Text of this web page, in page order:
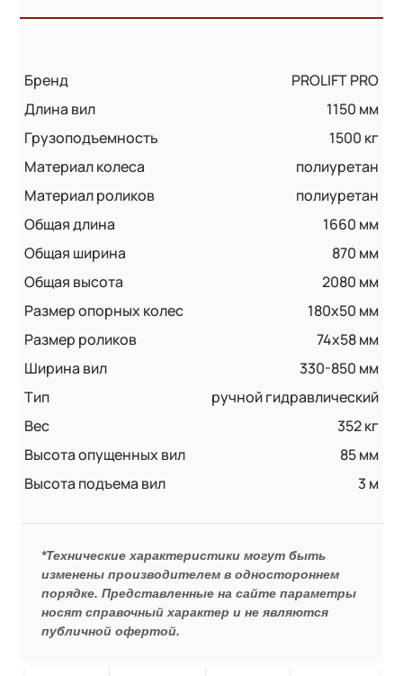
Бренд
PROLIFT PRO
Длина вил
1150 мм
Грузоподъемность
1500 кг
Материал колеса
полиуретан
Материал роликов
полиуретан
Общая длина
1660 мм
Общая ширина
870 мм
Общая высота
2080 мм
Размер опорных колес
180х50 мм
Размер роликов
74x58 мм
Ширина вил
330-850 мм
Тип
ручной гидравлический
Вес
352 кг
Высота опущенных вил
85 мм
Высота подъема вил
3 м
*Технические характеристики могут быть
изменены производителем в одностороннем
порядке. Представленные на сайте параметры
носят справочный характер и не являются
публичной офертой.